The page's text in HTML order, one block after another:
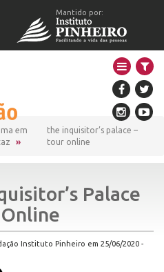
Mantido por:
em
the inquisitor’s palace –
tour online
Palace
Instituto Pinheiro em 25/06/2020 -